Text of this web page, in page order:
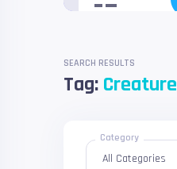
SEARCH RESULTS
Tag: Creature
Category